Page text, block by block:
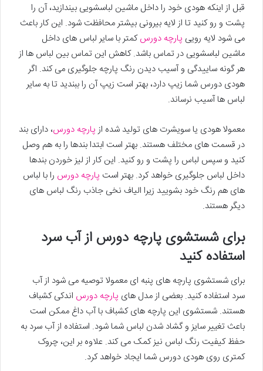
قبل از اینکه هودی خود را داخل ماشین لباسشویی بیندازید، آن را
پشت و رو کنید تا از لایه بیرونی بیشتر محافظت شود. این کار باعث
می شود لایه رویی پارچه دورسکمتر با سایر لباس های داخل
ماشین لباسشویی در تماس باشد. کاهش این تماس بین لباس ها از
هر گونه ساییدگی و آسیب دیدن رنگ پارچه جلوگیری می کند. اگر
هودی دورس شما زیپ دارد، بهتر است زیپ آن را ببندید تا به سایر
لباس ها آسیب نرساند.
معمولا هودی یا سویشرت های تولید شده ازپارچه دورس، دارای بند
در قسمت های مختلف هستند. بهتر است ابتدا بندها را به هم وصل
کنید و سپس لباس را پشت و رو کنید. این کار از لیز خوردن بندها
داخل لباس جلوگیری خواهد کرد. بهتر است پارچه دورس را با لباس
های هم رنگ خود بشویید زیرا الیاف نخی جاذب رنگ لباس های
دیگر هستند.
برای شستشوی پارچه دورس از آب سرد
استفاده کنید
برای شستشوی پارچه های پنبه ای معمولا توصیه می شود از آب
سرد استفاده کنید. بعضی از مدل های پارچه دورس اندکی کشباف
هستند. شستشوی این پارچه های کشباف با آب داغ ممکن است
باعث تغییر سایز و گشاد شدن لباس شما شود. استفاده از آب سرد به
حفظ کیفیت رنگ لباس نیز کمک می کند. علاوه بر این، چروک
کمتری روی هودی دورس شما ایجاد خواهد کرد.